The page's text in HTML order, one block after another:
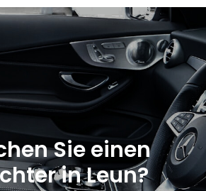
Sie einen
in Leun?